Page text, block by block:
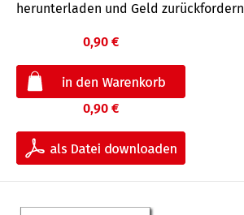
herunterladen und Geld zurückfordern
0,90 €
0,90 €